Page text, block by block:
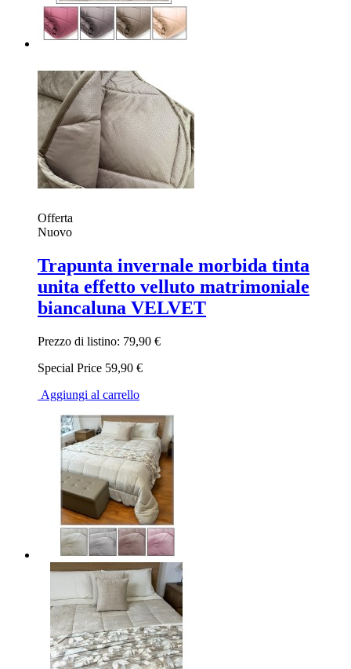
Offerta
Nuovo
Trapunta invernale morbida tinta
unita effetto velluto matrimoniale
biancaluna VELVET
Prezzo di listino: 79,90 €
Special Price 59,90 €
Aggiungi al carrello